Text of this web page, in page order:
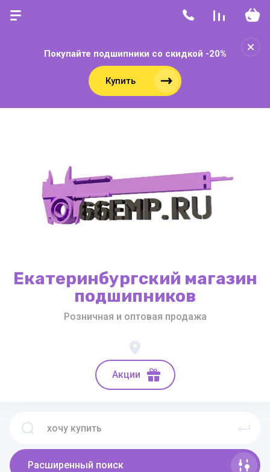
Покупайте подшипники со скидкой -20%
Купить
Екатеринбургский магазин
подшипников
Розничная и оптовая продажа
Акции
Расширенный поиск